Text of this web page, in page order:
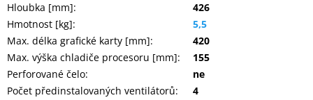
Hloubka [mm]:
426
Hmotnost [kg]:
5,5
Max. délka grafické karty [mm]:
420
Max. výška chladiče procesoru [mm]:
155
Perforované čelo:
ne
Počet předinstalovaných ventilátorů:
4